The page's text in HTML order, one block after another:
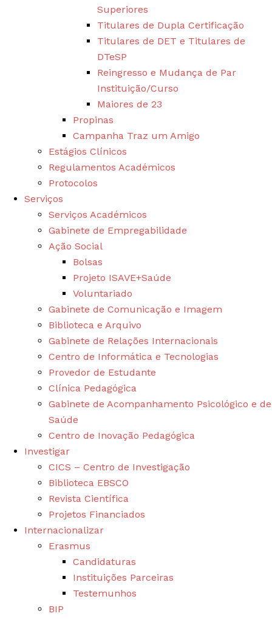
Superiores
Titulares de Dupla Certificação
Titulares de DET e Titulares de
DTeSP
Reingresso e Mudança de Par
Instituição/Curso
Maiores de 23
Propinas
Campanha Traz um Amigo
Estágios Clínicos
Regulamentos Académicos
Protocolos
Serviços
Serviços Académicos
Gabinete de Empregabilidade
Ação Social
Bolsas
Projeto ISAVE+Saúde
Voluntariado
Gabinete de Comunicação e Imagem
Biblioteca e Arquivo
Gabinete de Relações Internacionais
Centro de Informática e Tecnologias
Provedor de Estudante
Clínica Pedagógica
Gabinete de Acompanhamento Psicológico e de
Saúde
Centro de Inovação Pedagógica
Investigar
CICS – Centro de Investigação
Biblioteca EBSCO
Revista Científica
Projetos Financiados
Internacionalizar
Erasmus
Candidaturas
Instituições Parceiras
Testemunhos
BIP